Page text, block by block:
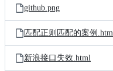
github.png
匹配正则匹配的案例
新浪接口失效.html